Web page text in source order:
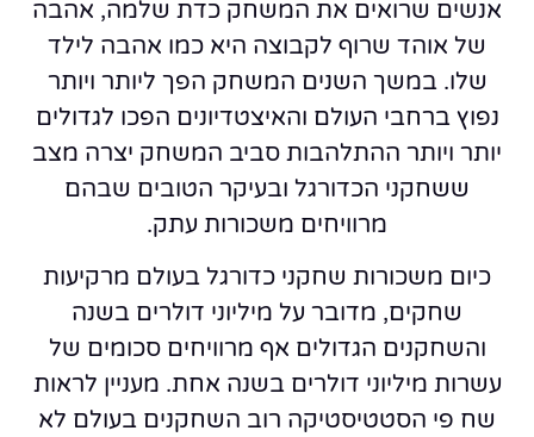
אנשים שרואים את המשחק כדת שלמה, אהבה
של אוהד שרוף לקבוצה היא כמו אהבה לילד
שלו. במשך השנים המשחק הפך ליותר ויותר
נפוץ ברחבי העולם והאיצטדיונים הפכו לגדולים
יותר ויותר ההתלהבות סביב המשחק יצרה מצב
ששחקני הכדורגל ובעיקר הטובים שבהם
מרוויחים משכורות עתק.
כיום משכורות שחקני כדורגל בעולם מרקיעות
שחקים, מדובר על מיליוני דולרים בשנה
והשחקנים הגדולים אף מרוויחים סכומים של
עשרות מיליוני דולרים בשנה אחת. מעניין לראות
שח פי הסטטיסטיקה רוב השחקנים בעולם לא